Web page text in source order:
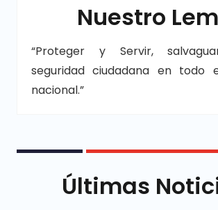
Nuestro
“Proteger y Servir,
seguridad ciudadana en todo
nacional.”
Últimas